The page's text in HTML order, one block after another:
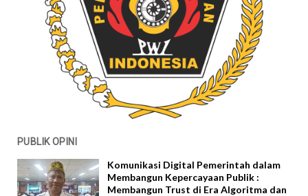
PUBLIK OPINI
Komunikasi Digital Pemerintah dalam
Membangun Kepercayaan Publik :
Membangun Trust di Era Algoritma dan